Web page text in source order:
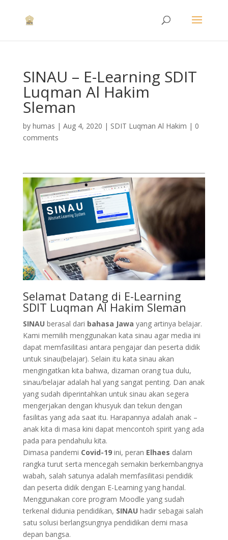
SINAU – E-Learning SDIT
Luqman Al Hakim
Sleman
by humas | Aug 4, 2020 | SDIT Luqman Al Hakim | 0
comments
Selamat Datang di E-Learning
SDIT Luqman Al Hakim Sleman
SINAU berasal dari bahasa Jawa yang artinya belajar.
Kami memilih menggunakan kata sinau agar media ini
dapat memfasilitasi antara pengajar dan peserta didik
untuk sinau(belajar). Selain itu kata sinau akan
mengingatkan kita bahwa, dizaman orang tua dulu,
sinau/belajar adalah hal yang sangat penting. Dan anak
yang sudah diperintahkan untuk sinau akan segera
mengerjakan dengan khusyuk dan tekun dengan
fasilitas yang ada saat itu. Harapannya adalah anak –
anak kita di masa kini dapat mencontoh spirit yang ada
pada para pendahulu kita.
Dimasa pandemi Covid-19ini, peran Elhaes dalam
rangka turut serta mencegah semakin berkembangnya
wabah, salah satunya adalah memfasilitasi pendidik
dan peserta didik dengan E-Learning yang handal.
Menggunakan core program Moodle yang sudah
terkenal didunia pendidikan, SINAU hadir sebagai salah
satu solusi berlangsungnya pendidikan demi masa
depan bangsa.